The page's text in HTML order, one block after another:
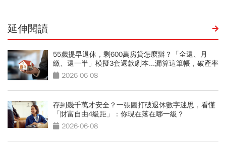
延伸閱讀
55歲提早退休，剩600萬房貸怎麼辦？「全還、月
繳、還一半」模擬3套還款劇本...漏算這筆帳，破產率
飆2倍2026-06-08
存到幾千萬才安全？一張圖打破退休數字迷思，看懂
「財富自由4級距」：你現在落在哪一級？
2026-06-08